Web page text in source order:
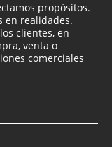
propósitos.
en realidades.
clientes, en
venta o
comerciales